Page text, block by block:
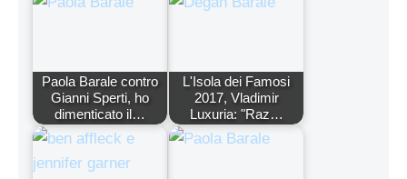
Paola Barale contro
Gianni Sperti, ho
dimenticato il…
L'Isola dei Famosi
2017, Vladimir
Luxuria: "Raz…